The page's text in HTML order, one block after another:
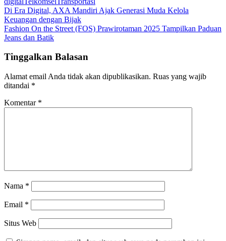
Navigasi
pos
Di Era Digital, AXA Mandiri Ajak Generasi Muda Kelola
Keuangan dengan Bijak
Fashion On the Street (FOS) Prawirotaman 2025 Tampilkan Paduan
Jeans dan Batik
Tinggalkan Balasan
Alamat email Anda tidak akan dipublikasikan. Ruas yang wajib
ditandai *
Komentar *
Nama *
Email *
Situs Web